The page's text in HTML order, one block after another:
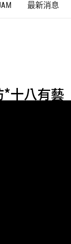
最新消息
十八有藝